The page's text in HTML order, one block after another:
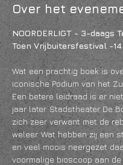
Over het
NOORDERLIGT - 3-daags
Toen Vrijbuitersfestival -
Wat een prachtig boek is
iconische Podium van het
Een betere leidraad is er
jaar later. Stadstheater De
zich zeer verwant met de
weleer. Wat hebben zij een
en veel moois neergezet
voormalige bioscoop aan